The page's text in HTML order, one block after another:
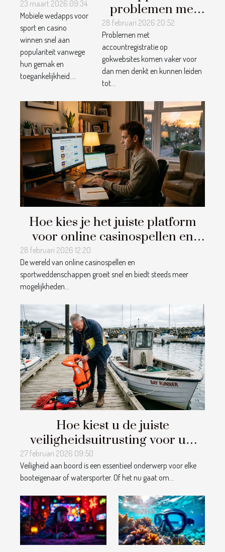
wedapps
voor sport
en casino?
23 maart 2026 09:34
Mobiele wedapps voor
sport en casino
winnen snel aan
populariteit vanwege
hun gemak en
toegankelijkheid....
problemen met
accountregistratie
op gokwebsites
op te lossen
28 februari 2026 20:52
Problemen met
accountregistratie op
gokwebsites komen vaker voor
dan men denkt en kunnen leiden
tot...
Hoe kies je het juiste platform
voor online casinospellen en
sportweddenschappen?
28 februari 2026 12:20
De wereld van online casinospellen en
sportweddenschappen groeit snel en biedt steeds meer
mogelijkheden...
Hoe kiest u de juiste
veiligheidsuitrusting voor uw
27 februari 2026 09:50
Veiligheid aan boord is een essentieel onderwerp voor elke
booteigenaar of watersporter. Of het nu gaat om...